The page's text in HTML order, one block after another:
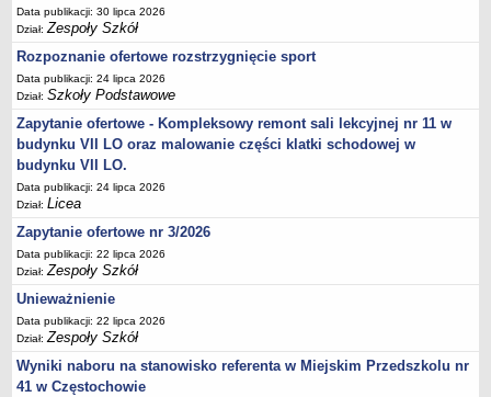
Ogłoszenia
Zarządzenia
Rejestry, ewidencje, archiwa
Kontrole
PONOWNE WYKORZYSTYWANIE
Sprawozdania
Deklaracja dostępności
DEKLARACJA DOSTĘPNOŚCI
OŚWIADCZENIA MAJĄTKOWE
PONOWNE WYKORZYSTYWANIE
UDOSTĘPNIANIE INFORMACJI PUBLICZNEJ
OCHRONA DANYCH OSOBOWYCH
Data publikacji: 30 lipca 2026
Dział:Zespoły Szkół
Rozpoznanie ofertowe rozstrzygnięcie sport
Data publikacji: 24 lipca 2026
Dział:Szkoły Podstawowe
Zapytanie ofertowe - Kompleksowy remont sali lekcyjnej nr 11 w
budynku VII LO oraz malowanie części klatki schodowej w
budynku VII LO.
Data publikacji: 24 lipca 2026
Dział:Licea
Zapytanie ofertowe nr 3/2026
Data publikacji: 22 lipca 2026
Dział:Zespoły Szkół
Unieważnienie
Data publikacji: 22 lipca 2026
Dział:Zespoły Szkół
Wyniki naboru na stanowisko referenta w Miejskim Przedszkolu nr
41 w Częstochowie